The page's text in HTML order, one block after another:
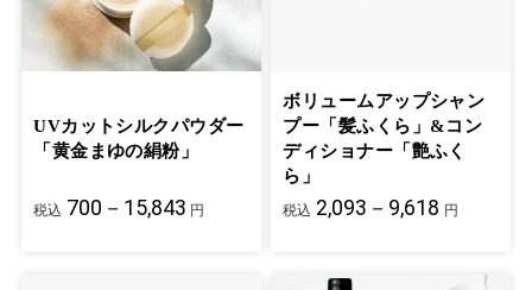
UVカットシルクパウダー
「黄金まゆの絹粉」
税込 700－15,843 円
ボリュームアップシャン
プー「髪ふくら」&コン
ディショナー「艶ふく
ら」
税込 2,093－9,618 円